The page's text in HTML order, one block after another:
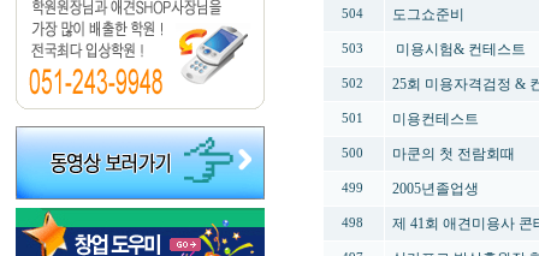
504 도그쇼준비
503 미용시험& 컨테스트
502 25회 미용자격검정 &
501 미용컨테스트
500 마쿤의 첫 전람회때
499 2005년졸업생
498 제 41회 애견미용사